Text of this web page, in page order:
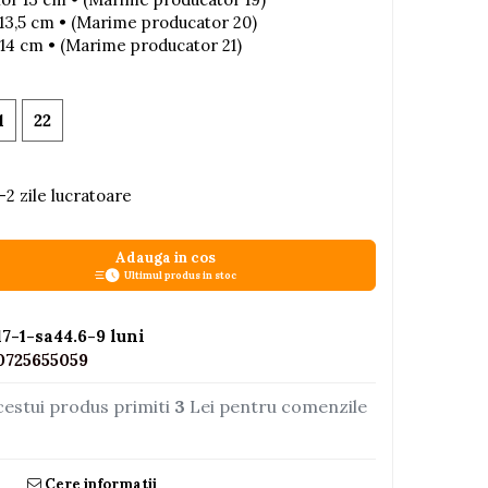
cm • (Marime producator 20)
cm • (Marime producator 21)
22
2 zile lucratoare
Adauga in cos
Ultimul produs in stoc
1-sa44.6-9 luni
produs primiti 3 Lei pentru comenzile
Cere informatii